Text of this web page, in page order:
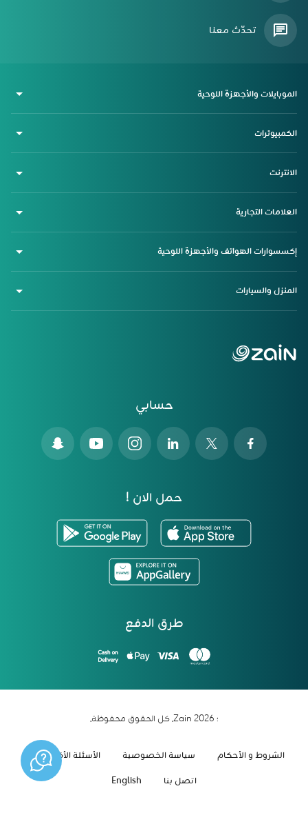
تحدّث معنا
حسابي
حمل الان !
طرق الدفع
الموبايلات والأجهزة اللوحية
الكمبيوترات
الانترنت
العلامات التجارية
إكسسوارات الهواتف والأجهزة اللوحية
المنزل والسيارات
؛ 2026 Zain. كل الحقوق محفوظة.
الشروط و الأحكام سياسة الخصوصية
الأسئلة الأكثر شيوعاً
اتصل بنا
English